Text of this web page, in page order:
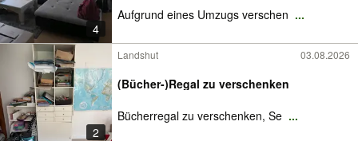
4
Aufgrund eines Umzugs verschen ...
2
Landshut 03.08.2026
(Bücher-)Regal zu verschenken
Bücherregal zu verschenken, Se ...